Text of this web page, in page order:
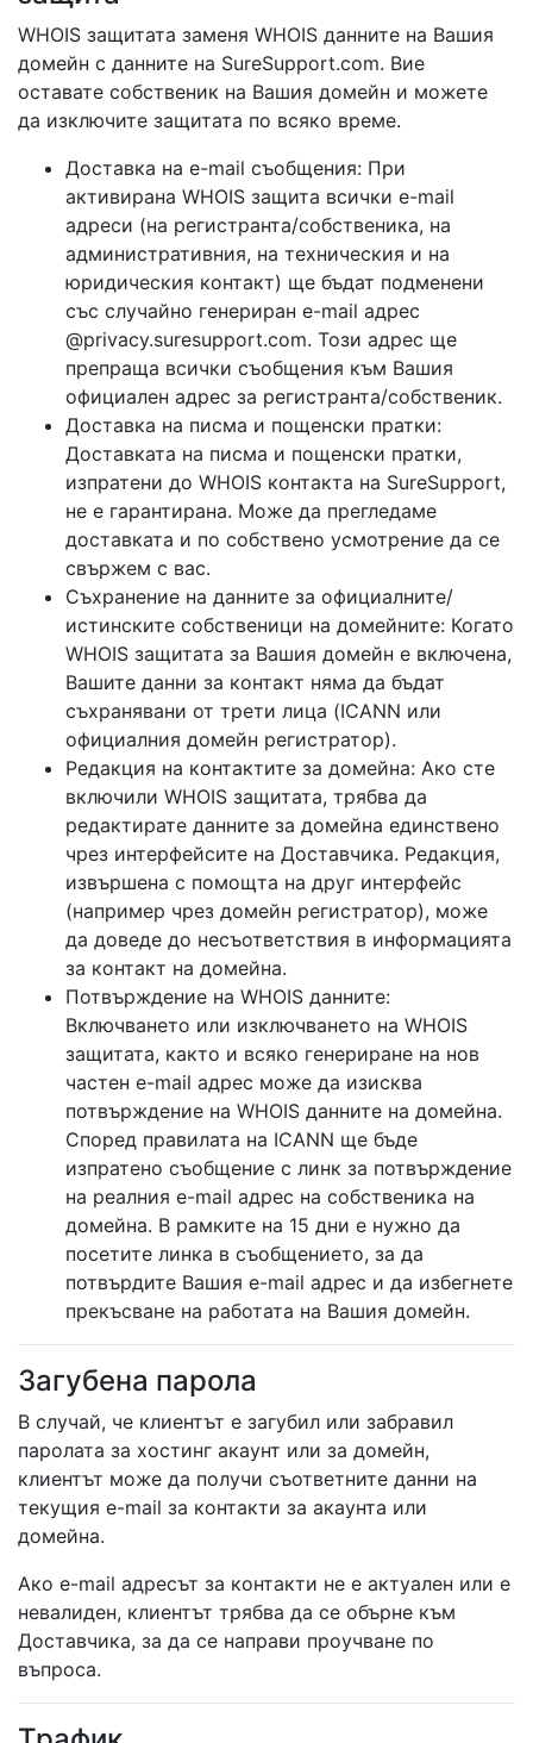
WHOIS защитата заменя WHOIS данните на Вашия
домейн с данните на SureSupport.com. Вие
оставате собственик на Вашия домейн и можете
да изключите защитата по всяко време.
Доставка на e-mail съобщения: При
активирана WHOIS защита всички e-mail
адреси (на регистранта/собственика, на
административния, на техническия и на
юридическия контакт) ще бъдат подменени
със случайно генериран e-mail адрес
@privacy.suresupport.com. Този адрес ще
препраща всички съобщения към Вашия
официален адрес за регистранта/собственик.
Доставка на писма и пощенски пратки:
Доставката на писма и пощенски пратки,
изпратени до WHOIS контакта на SureSupport,
не е гарантирана. Може да прегледаме
доставката и по собствено усмотрение да се
свържем с вас.
Съхранение на данните за официалните/
истинските собственици на домейните: Когато
WHOIS защитата за Вашия домейн е включена,
Вашите данни за контакт няма да бъдат
съхранявани от трети лица (ICANN или
официалния домейн регистратор).
Редакция на контактите за домейна: Ако сте
включили WHOIS защитата, трябва да
редактирате данните за домейна единствено
чрез интерфейсите на Доставчика. Редакция,
извършена с помощта на друг интерфейс
(например чрез домейн регистратор), може
да доведе до несъответствия в информацията
за контакт на домейна.
Потвърждение на WHOIS данните:
Включването или изключването на WHOIS
защитата, както и всяко генериране на нов
частен e-mail адрес може да изисква
потвърждение на WHOIS данните на домейна.
Според правилата на ICANN ще бъде
изпратено съобщение с линк за потвърждение
на реалния e-mail адрес на собственика на
домейна. В рамките на 15 дни е нужно да
посетите линка в съобщението, за да
потвърдите Вашия e-mail адрес и да избегнете
прекъсване на работата на Вашия домейн.
Загубена парола
В случай, че клиентът е загубил или забравил
паролата за хостинг акаунт или за домейн,
клиентът може да получи съответните данни на
текущия e-mail за контакти за акаунта или
домейна.
Ако e-mail адресът за контакти не е актуален или е
невалиден, клиентът трябва да се обърне към
Доставчика, за да се направи проучване по
въпроса.